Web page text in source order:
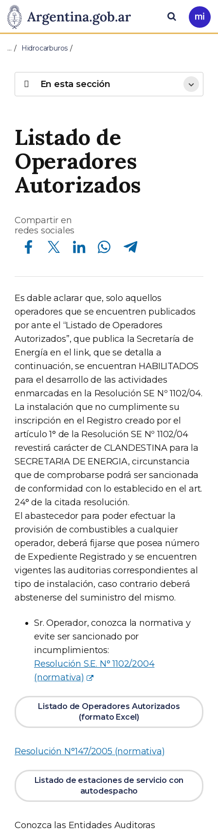
Presidencia
de
Nación
Pasar al contenido principal
Ir
a
Buscar
… Hidrocarburos
Listado de
Operadores
Autorizados
Compartir en
redes sociales
Compartir en Facebook Compartir en Twitter Compartir en Linkedin Compartir en Whatsapp Compartir en Telegram
Es dable aclarar que, solo aquellos
operadores que se encuentren publicados
por ante el “Listado de Operadores
Autorizados”, que publica la Secretaría de
Energía en el link, que se detalla a
continuación, se encuentran HABILITADOS
para el desarrollo de las actividades
enmarcadas en la Resolución SE Nº 1102/04.
La instalación que no cumplimente su
inscripción en el Registro creado por el
artículo 1° de la Resolución SE Nº 1102/04
revestirá carácter de CLANDESTINA para la
SECRETARIA DE ENERGIA, circunstancia
que de comprobarse podrá ser sancionada
de conformidad con lo establecido en el art.
24° de la citada resolución.
El abastecedor para poder efectuar la
provisión de combustibles a cualquier
operador, deberá fijarse que posea número
de Expediente Registrado y se encuentren
vigentes las auditorias correspondientes al
tipo de instalación, caso contrario deberá
abstenerse del suministro del mismo.
Sr. Operador, conozca la normativa y
evite ser sancionado por
incumplimientos:
Resolución S.E. N° 1102/2004
(normativa)
Listado de Operadores Autorizados
(formato Excel)
Resolución N°147/2005 (normativa)
Listado de estaciones de servicio con
autodespacho
Conozca las Entidades Auditoras
En esta sección